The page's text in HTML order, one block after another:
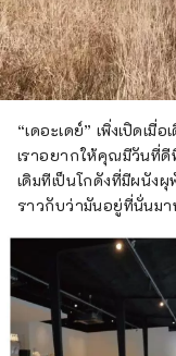
“เดอะเดย์” เพิ่งเปิดเมื่
เราอยากให้คุณมีวันที่
เดิมทีเป็นโกดังที่มีผนัง
ราวกับว่ามันอยู่ที่นั่นมา